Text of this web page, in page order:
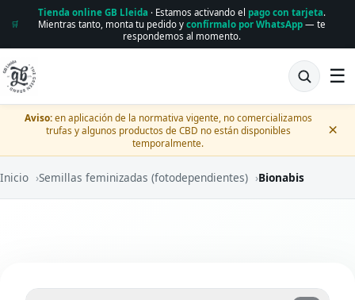
🛒
Tienda online GB Lleida · Estamos activando el pago con tarjeta.
Mientras tanto, monta tu pedido y confírmalo por WhatsApp— te
respondemos al momento.
☰
Aviso:en aplicación de la normativa vigente, no comercializamos
trufas y algunos productos de CBD no están disponibles
temporalmente.
×
Inicio ›Semillas feminizadas (fotodependientes) ›Bionabis